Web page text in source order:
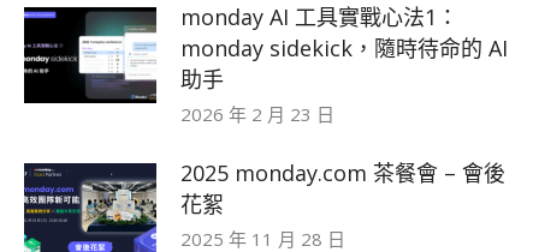
monday AI 工具實戰心法1：
monday sidekick，隨時待命的 AI
助手
2026 年 2 月 23 日
2025 monday.com 茶餐會 – 會後
花絮
2025 年 11 月 28 日